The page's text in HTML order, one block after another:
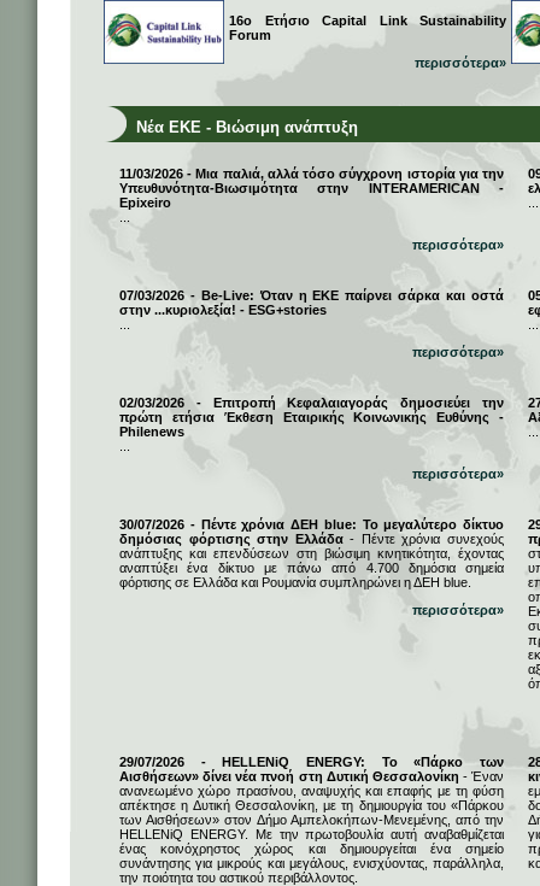
16ο Ετήσιο Capital Link Sustainability
Forum
περισσότερα»
Νέα ΕΚΕ - Βιώσιμη ανάπτυξη
11/03/2026 - Μια παλιά, αλλά τόσο σύγχρονη ιστορία για την
Υπευθυνότητα-Βιωσιμότητα στην INTERAMERICAN -
Epixeiro
περισσότερα»
07/03/2026 - Be-Live: Όταν η ΕΚΕ παίρνει σάρκα και οστά
στην ...κυριολεξία! - ESG+stories
περισσότερα»
02/03/2026 - Επιτροπή Κεφαλαιαγοράς δημοσιεύει την
πρώτη ετήσια Έκθεση Εταιρικής Κοινωνικής Ευθύνης -
Philenews
περισσότερα»
30/07/2026 - Πέντε χρόνια ΔΕΗ blue: Το μεγαλύτερο δίκτυο
δημόσιας φόρτισης στην Ελλάδα- Πέντε χρόνια συνεχούς
ανάπτυξης και επενδύσεων στη βιώσιμη κινητικότητα, έχοντας
αναπτύξει ένα δίκτυο με πάνω από 4.700 δημόσια σημεία
φόρτισης σε Ελλάδα και Ρουμανία συμπληρώνει η ΔΕΗ blue.
περισσότερα»
29/07/2026 - HELLENiQ ENERGY: Το «Πάρκο των
Αισθήσεων» δίνει νέα πνοή στη Δυτική Θεσσαλονίκη - Έναν
ανανεωμένο χώρο πρασίνου, αναψυχής και επαφής με τη φύση
απέκτησε η Δυτική Θεσσαλονίκη, με τη δημιουργία του «Πάρκου
των Αισθήσεων» στον Δήμο Αμπελοκήπων-Μενεμένης, από την
HELLENiQ ENERGY. Με την πρωτοβουλία αυτή αναβαθμίζεται
ένας κοινόχρηστος χώρος και δημιουργείται ένα σημείο
συνάντησης για μικρούς και μεγάλους, ενισχύοντας, παράλληλα,
την ποιότητα του αστικού περιβάλλοντος.